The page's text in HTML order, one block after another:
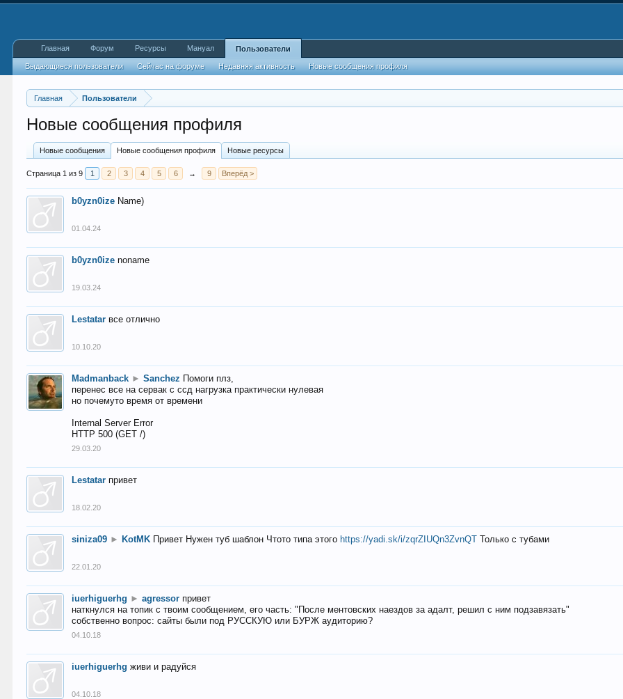
Главная Пользователи
Новые сообщения профиля
Новые сообщения Новые сообщения профиля Новые ресурсы
Страница 1 из 9 1 2 3 4 5 6 → 9 Вперёд >
b0yzn0ize Name)
01.04.24
b0yzn0ize noname
19.03.24
Lestatar все отлично
10.10.20
Madmanback ► Sanchez Помоги плз,
перенес все на сервак с ссд нагрузка практически нулевая
но почемуто время от времени
Internal Server Error
HTTP 500 (GET /)
29.03.20
Lestatar привет
18.02.20
siniza09 ► KotMK Привет Нужен туб шаблон Чтото типа этого https://yadi.sk/i/zqrZIUQn3ZvnQT Только с тубами
22.01.20
iuerhiguerhg ► agressor привет
наткнулся на топик с твоим сообщением, его часть: "После ментовских наездов за адалт, решил с ним подзавязать"
собственно вопрос: сайты были под РУССКУЮ или БУРЖ аудиторию?
04.10.18
iuerhiguerhg живи и радуйся
04.10.18
Главная Форум Ресурсы Мануал Пользователи
Выдающиеся пользователи Сейчас на форуме Недавняя активность Новые сообщения профиля